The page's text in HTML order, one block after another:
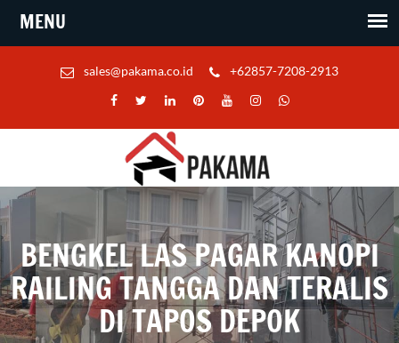
sales@pakama.co.id +62857-7208-2913
BENGKEL LAS PAGAR KANOPI
RAILING TANGGA DAN TERALIS
DI TAPOS DEPOK